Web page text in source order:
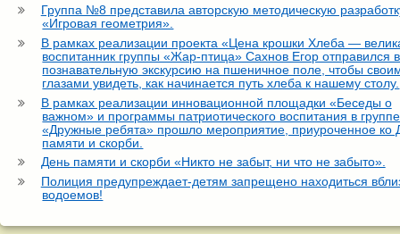
Группа №8 представила авторскую методическую
«Игровая геометрия».
В рамках реализации проекта «Цена крошки Хлеба —
воспитанник группы «Жар-птица» Сахнов Егор отправился в
познавательную экскурсию на пшеничное поле, чтобы
глазами увидеть, как начинается путь хлеба к нашему столу.
В рамках реализации инновационной площадки «Беседы о
важном» и программы патриотического воспитания в
«Дружные ребята» прошло мероприятие, приуроченное ко
памяти и скорби.
День памяти и скорби «Никто не забыт, ни что не забыто».
Полиция предупреждает-детям запрещено находиться
водоемов!